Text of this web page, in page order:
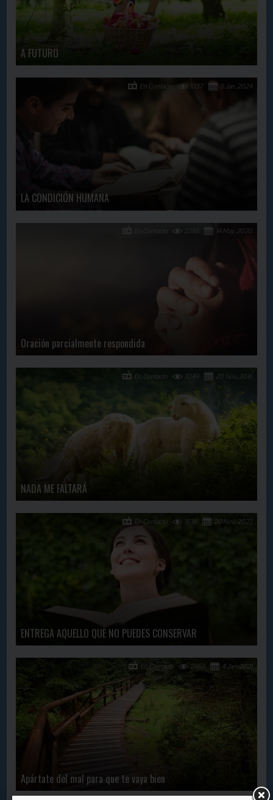
A FUTURO
LA CONDICIÓN HUMANA
5 Jan, 2024
1037
En Contacto
Oración parcialmente respondida
14 May, 2020
2395
NADA ME FALTARÁ
20 Nov, 2016
3349
En Contacto
ENTREGA AQUELLO QUE NO PUEDES CONSERVAR
20 Nov, 2023
1638
En Contacto
Apártate del mal para que te vaya bien
4 Jan, 2021
2469
En Contacto